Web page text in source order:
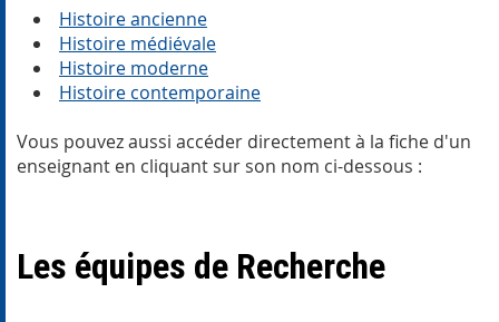
Histoire ancienne
Histoire médiévale
Histoire moderne
Histoire contemporaine
Vous pouvez aussi accéder directement à la fiche d'un
enseignant en cliquant sur son nom ci-dessous :
Les équipes de Recherche